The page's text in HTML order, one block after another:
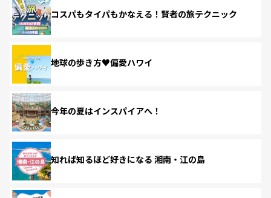
コスパもタイパもかなえる！賢者の旅テクニック
地球の歩き方♥偏愛ハワイ
今年の夏はインスパイアへ！
知れば知るほど好きになる 湘南・江の島